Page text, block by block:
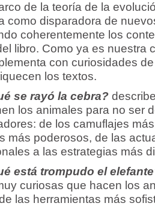
de la teoría de la
como disparadora de
coherentemente los
libro. Como ya es nuestra
con curiosidades
los textos.
se rayó la cebra?
los animales para no ser
de los camuflajes
más poderosos, de las
a las estrategias más
está trompudo el
curiosas que hacen los
las herramientas más